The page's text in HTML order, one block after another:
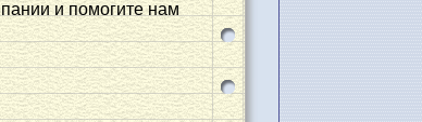
и помогите нам